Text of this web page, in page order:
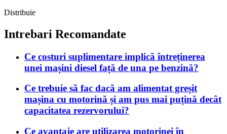
Distribuie
Intrebari Recomandate
Ce costuri suplimentare implică întreținerea
unei mașini diesel față de una pe benzină?
Ce trebuie să fac dacă am alimentat greșit
mașina cu motorină și am pus mai puțină decât
capacitatea rezervorului?
Ce avantaje are utilizarea motorinei în